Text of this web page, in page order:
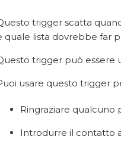
trigger scatta
quale lista dovrebbe far
trigger può essere
usare questo trigger
Ringraziare qualcuno
Introdurre il contatto